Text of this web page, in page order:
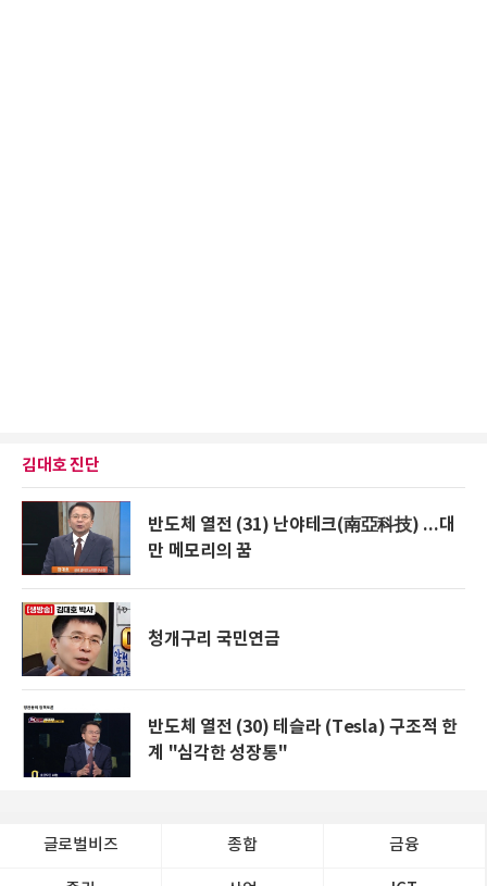
김대호 진단
반도체 열전 (31) 난야테크(南亞科技) ...대
만 메모리의 꿈
청개구리 국민연금
반도체 열전 (30) 테슬라 (Tesla) 구조적 한
계 "심각한 성장통"
글로벌비즈 종합 금융